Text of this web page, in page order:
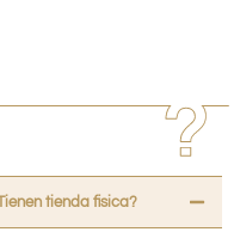
tienda fisica?